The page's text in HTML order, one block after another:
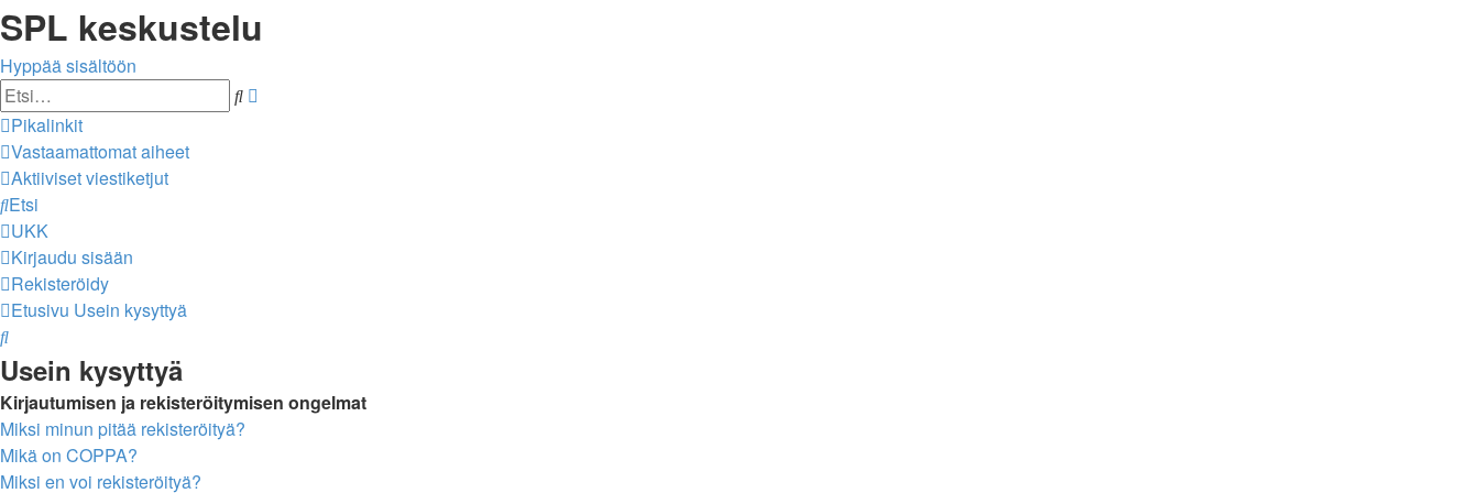
SPL keskustelu
Hyppää sisältöön
Etsi
Pikalinkit
Vastaamattomat aiheet
Aktiiviset viestiketjut
Etsi
UKK
Kirjaudu sisään
Rekisteröidy
Etusivu Usein kysyttyä
Etsi
Usein kysyttyä
Kirjautumisen ja rekisteröitymisen ongelmat
Miksi minun pitää rekisteröityä?
Mikä on COPPA?
Miksi en voi rekisteröityä?